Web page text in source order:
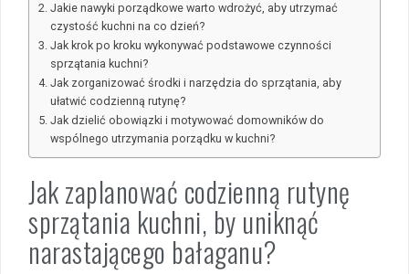
Jakie nawyki porządkowe warto wdrożyć, aby utrzymać
czystość kuchni na co dzień?
Jak krok po kroku wykonywać podstawowe czynności
sprzątania kuchni?
Jak zorganizować środki i narzędzia do sprzątania, aby
ułatwić codzienną rutynę?
Jak dzielić obowiązki i motywować domowników do
wspólnego utrzymania porządku w kuchni?
Jak zaplanować codzienną rutynę
sprzątania kuchni, by uniknąć
narastającego bałaganu?